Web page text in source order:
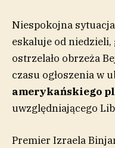
Niespokojna
eskaluje od
ostrzelało obrzeża
czasu ogłoszenia w
amerykańskiego
uwzględniającego
Premier Izraela